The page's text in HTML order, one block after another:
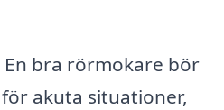
En bra rörmokare bör
akuta situationer,